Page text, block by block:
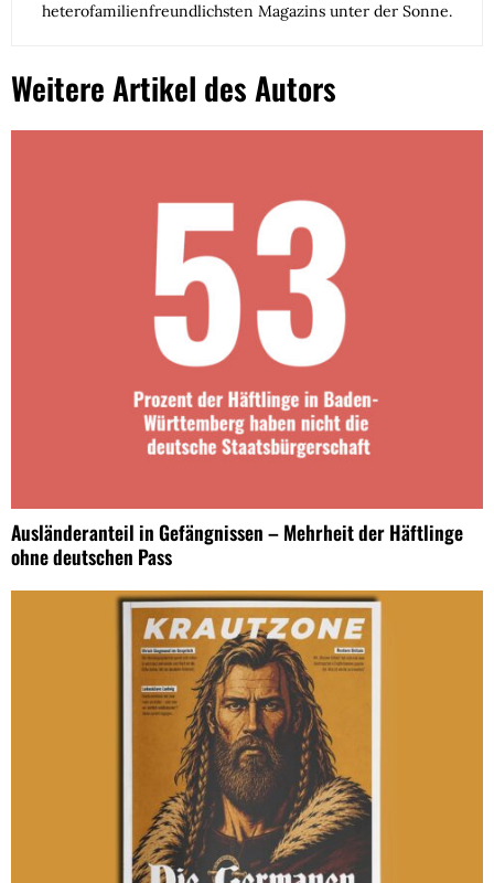
heterofamilienfreundlichsten Magazins unter der Sonne.
Weitere Artikel des Autors
Ausländeranteil in Gefängnissen – Mehrheit der Häftlinge
ohne deutschen Pass